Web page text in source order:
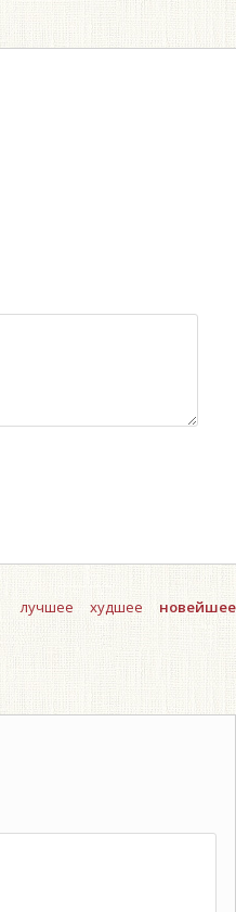
лучшее худшее новейшее